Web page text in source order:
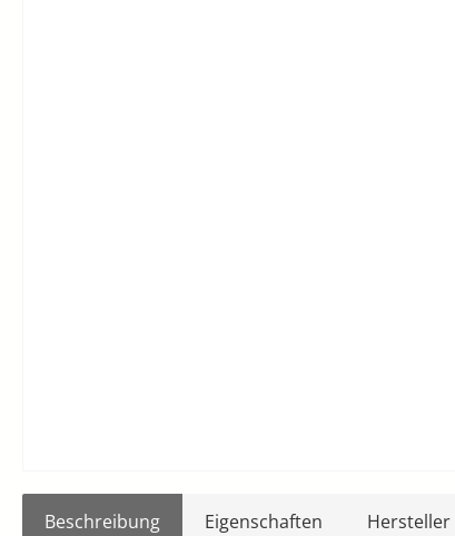
Beschreibung Eigenschaften Hersteller